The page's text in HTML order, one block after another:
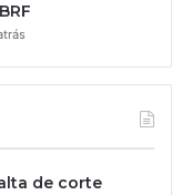
de corte